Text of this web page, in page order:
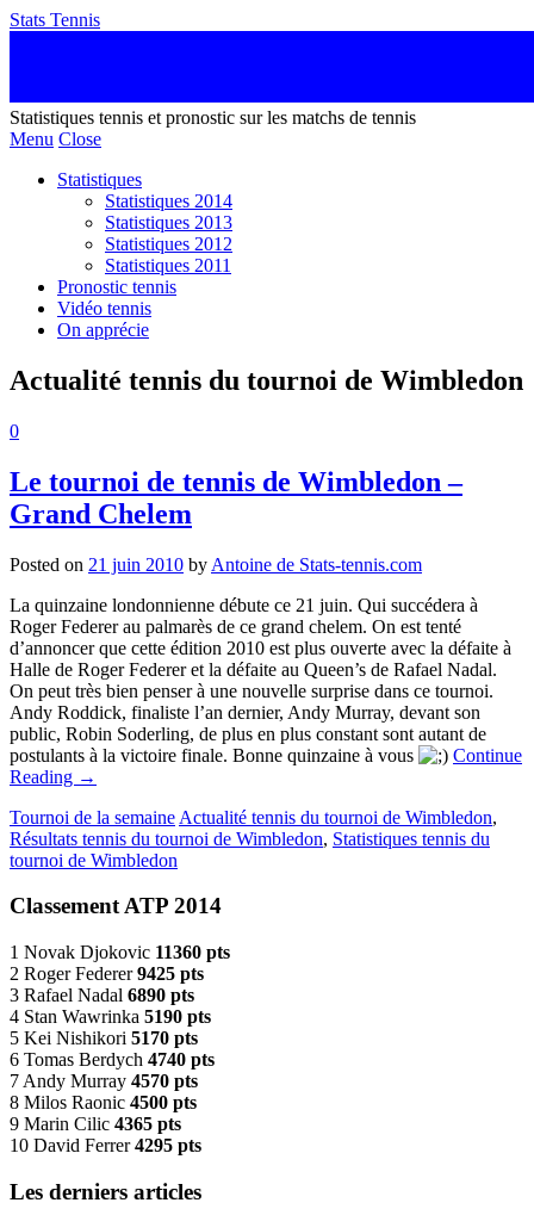
Stats Tennis
Statistiques tennis et pronostic sur les matchs de tennis
Menu Close
Statistiques
Statistiques 2014
Statistiques 2013
Statistiques 2012
Statistiques 2011
Pronostic tennis
Vidéo tennis
On apprécie
Actualité tennis du tournoi de Wimbledon
0
Le tournoi de tennis de Wimbledon –
Grand Chelem
Posted on 21 juin 2010 by Antoine de Stats-tennis.com
La quinzaine londonnienne débute ce 21 juin. Qui succédera à
Roger Federer au palmarès de ce grand chelem. On est tenté
d’annoncer que cette édition 2010 est plus ouverte avec la défaite à
Halle de Roger Federer et la défaite au Queen’s de Rafael Nadal.
On peut très bien penser à une nouvelle surprise dans ce tournoi.
Andy Roddick, finaliste l’an dernier, Andy Murray, devant son
public, Robin Soderling, de plus en plus constant sont autant de
postulants à la victoire finale. Bonne quinzaine à vous
Continue
Reading →
Tournoi de la semaine Actualité tennis du tournoi de Wimbledon,
Résultats tennis du tournoi de Wimbledon, Statistiques tennis du
tournoi de Wimbledon
Classement ATP 2014
1 Novak Djokovic 11360 pts
2 Roger Federer9425 pts
3 Rafael Nadal 6890 pts
4 Stan Wawrinka 5190 pts
5 Kei Nishikori 5170 pts
6 Tomas Berdych 4740 pts
7 Andy Murray 4570 pts
8 Milos Raonic 4500 pts
9 Marin Cilic 4365 pts
10 David Ferrer4295 pts
Les derniers articles